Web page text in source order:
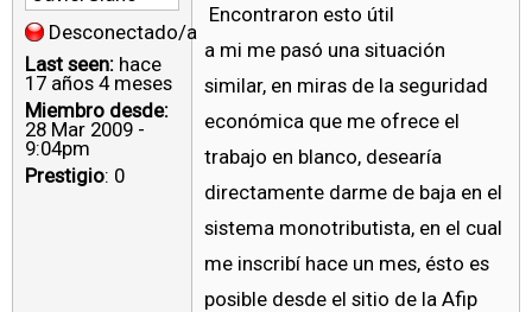
Desconectado/a
Last seen: hace
17 años 4 meses
Miembro desde:
28 Mar 2009 -
9:04pm
Prestigio: 0
Encontraron esto útil
a mi me pasó una situación
similar, en miras de la seguridad
económica que me ofrece el
trabajo en blanco, desearía
directamente darme de baja en el
sistema monotributista, en el cual
me inscribí hace un mes, ésto es
posible desde el sitio de la Afip